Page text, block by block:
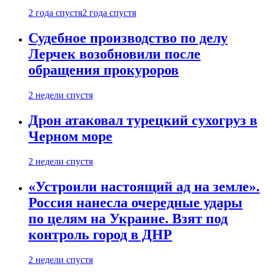
2 года спустя2 года спустя
Судебное производство по делу
Лерчек возобновили после
обращения прокуроров
2 недели спустя
Дрон атаковал турецкий сухогруз в
Черном море
2 недели спустя
«Устроили настоящий ад на земле».
Россия нанесла очередные удары
по целям на Украине. Взят под
контроль город в ДНР
2 недели спустя